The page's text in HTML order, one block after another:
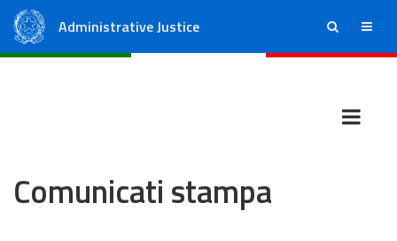
Administrative Justice ricerca menu
Comunicati stampa